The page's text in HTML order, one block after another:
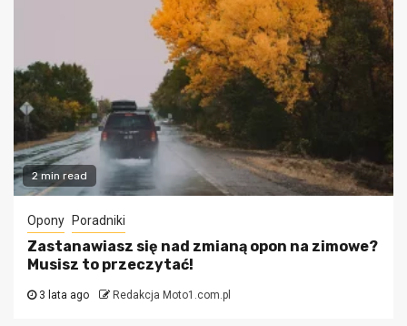
2 min read
Opony Poradniki
Zastanawiasz się nad zmianą opon na zimowe?
Musisz to przeczytać!
3 lata ago Redakcja Moto1.com.pl